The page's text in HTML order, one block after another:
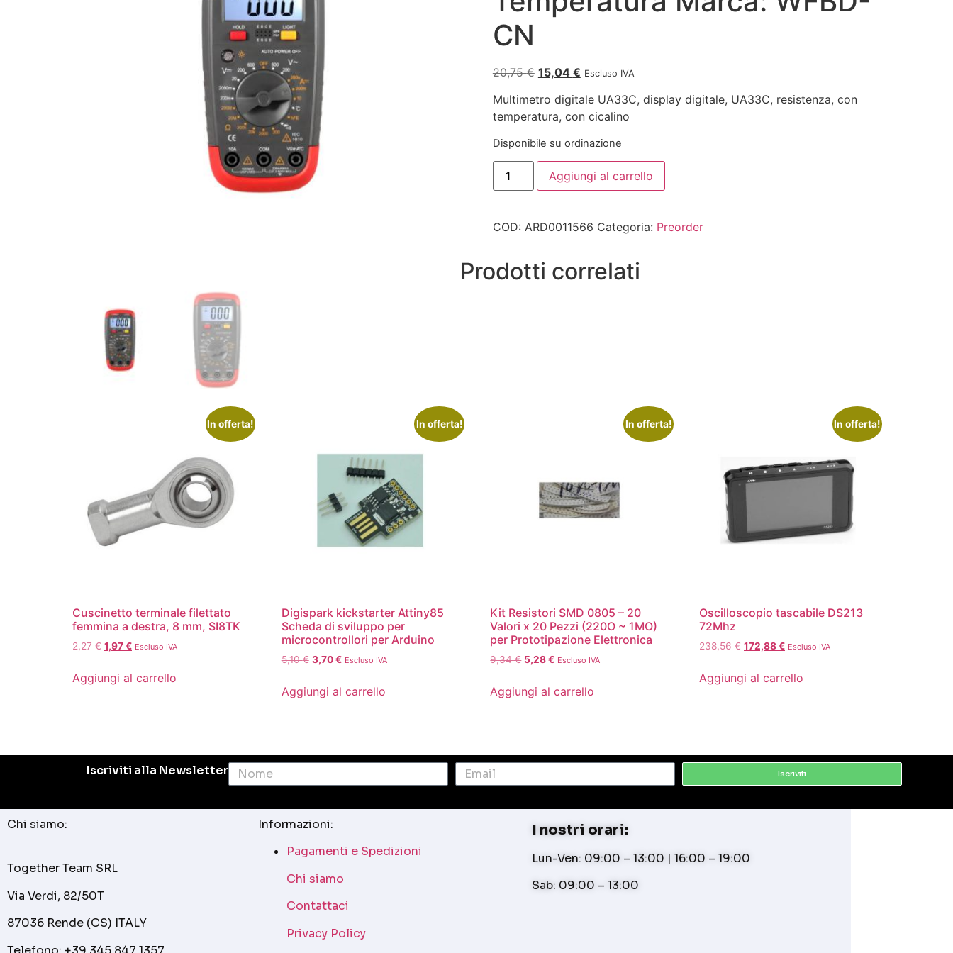
CN
20,75€ 15,04 € Escluso IVA
Multimetro digitale UA33C, display digitale, UA33C, resistenza, con
temperatura, con cicalino
Disponibile su ordinazione
Aggiungi al carrello
COD: ARD0011566 Categoria: Preorder
Prodotti correlati
In offerta!
Cuscinetto terminale filettato
femmina a destra, 8 mm, SI8TK
2,27€ 1,97€ Escluso IVA
Aggiungi al carrello
In offerta!
Digispark kickstarter Attiny85
Scheda di sviluppo per
microcontrollori per Arduino
5,10€ 3,70€ Escluso IVA
Aggiungi al carrello
In offerta!
Kit Resistori SMD 0805 – 20
Valori x 20 Pezzi (220O ~ 1MO)
per Prototipazione Elettronica
9,34€ 5,28€ Escluso IVA
Aggiungi al carrello
In offerta!
Oscilloscopio tascabile DS213
72Mhz
238,56€ 172,88€ Escluso IVA
Aggiungi al carrello
Iscriviti alla Newsletter Iscriviti
Chi siamo:
Together Team SRL
Via Verdi, 82/50T
87036 Rende (CS) ITALY
Informazioni:
Pagamenti e Spedizioni
Chi siamo
Contattaci
Privacy Policy
I nostri orari:
Lun-Ven: 09:00 – 13:00 | 16:00 – 19:00
Sab: 09:00 – 13:00